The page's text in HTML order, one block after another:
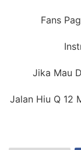
Fans
Jika Mau
Jalan Hiu Q 12